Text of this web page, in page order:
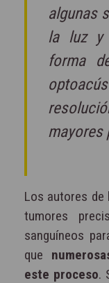
algunas
la luz y
forma
mayores
Los autores de
tumores
sanguíneos
que
este proceso.